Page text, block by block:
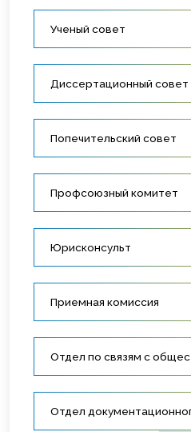
Ученый совет
Диссертационный совет
Попечительский совет
Профсоюзный комитет
Юрисконсульт
Приемная комиссия
Отдел по связям с
Отдел